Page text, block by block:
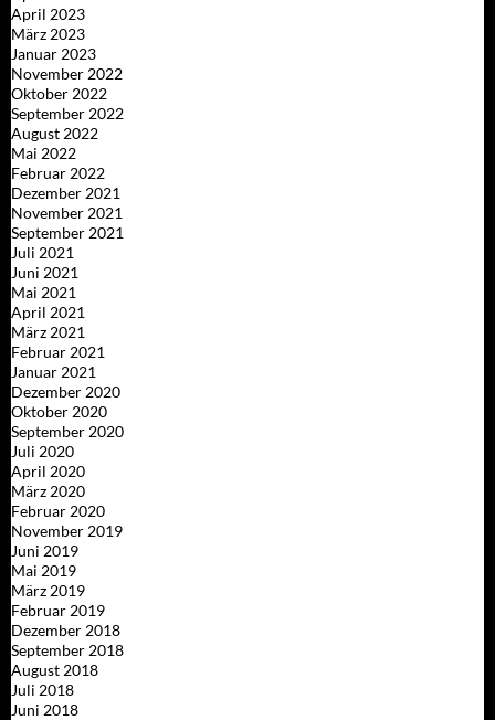
April 2023
März 2023
Januar 2023
November 2022
Oktober 2022
September 2022
August 2022
Mai 2022
Februar 2022
Dezember 2021
November 2021
September 2021
Juli 2021
Juni 2021
Mai 2021
April 2021
März 2021
Februar 2021
Januar 2021
Dezember 2020
Oktober 2020
September 2020
Juli 2020
April 2020
März 2020
Februar 2020
November 2019
Juni 2019
Mai 2019
März 2019
Februar 2019
Dezember 2018
September 2018
August 2018
Juli 2018
Juni 2018